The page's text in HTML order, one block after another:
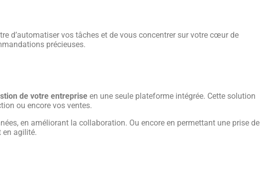
d’automatiser vos tâches et de vous concentrer sur votre cœur de
précieuses.
de votre entreprise en une seule plateforme intégrée. Cette solution
ou encore vos ventes.
en améliorant la collaboration. Ou encore en permettant une prise de
en agilité.